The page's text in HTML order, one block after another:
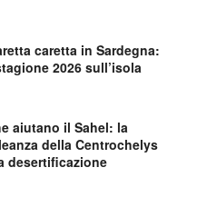
caretta in Sardegna:
2026 sull’isola
aiutano il Sahel: la
della Centrochelys
desertificazione